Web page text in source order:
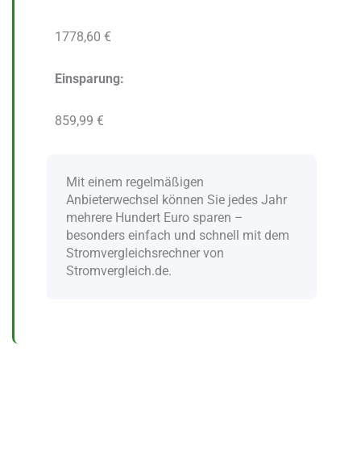
1778,60 €
Einsparung:
859,99 €
Mit einem regelmäßigen
Anbieterwechsel können Sie jedes Jahr
mehrere Hundert Euro sparen –
besonders einfach und schnell mit dem
Stromvergleichsrechner von
Stromvergleich.de.